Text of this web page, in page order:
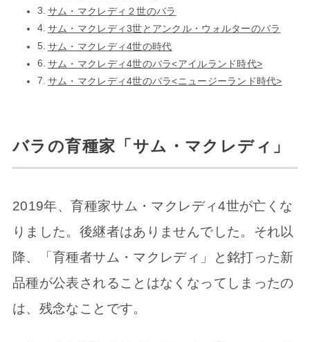
サム・マクレディ２世のバラ
サム・マクレディ3世とアンクル・ウォルターのバラ
サム・マクレディ4世の時代
サム・マクレディ4世のバラ<アイルランド時代>
サム・マクレディ4世のバラ<ニュージーランド時代>
バラの育種家「サム・マクレディ」
2019年、育種家サム・マクレディ4世が亡くな
りました。後継者はありませんでした。それ以
降、「育種者サム・マクレディ」と銘打った新
品種が公表されることはなくなってしまったの
は、残念なことです。